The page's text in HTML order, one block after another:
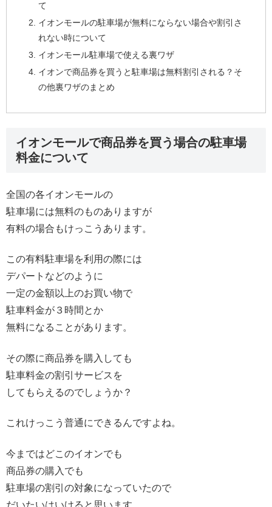
て
イオンモールの駐車場が無料にならない場合や割引さ
れない時について
イオンモール駐車場で使える裏ワザ
イオンで商品券を買うと駐車場は無料割引される？そ
の他裏ワザのまとめ
イオンモールで商品券を買う場合の駐車場
料金について
全国の各イオンモールの
駐車場には無料のものありますが
有料の場合もけっこうあります。
この有料駐車場を利用の際には
デパートなどのように
一定の金額以上のお買い物で
駐車料金が３時間とか
無料になることがあります。
その際に商品券を購入しても
駐車料金の割引サービスを
してもらえるのでしょうか？
これけっこう普通にできるんですよね。
今まではどこのイオンでも
商品券の購入でも
駐車場の割引の対象になっていたので
だいたいはいけると思います。